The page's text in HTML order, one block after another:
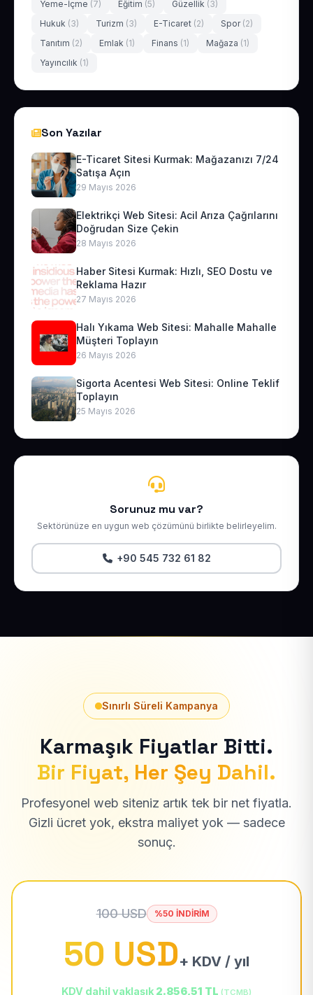
Yeme-İçme (7) Eğitim (5) Güzellik (3)
Hukuk (3) Turizm (3) E-Ticaret (2) Spor (2)
Tanıtım (2) Emlak (1) Finans (1) Mağaza (1)
Yayıncılık (1)
Son Yazılar
E-Ticaret Sitesi Kurmak: Mağazanızı 7/24
Satışa Açın
29 Mayıs 2026
Elektrikçi Web Sitesi: Acil Arıza Çağrılarını
Doğrudan Size Çekin
28 Mayıs 2026
Haber Sitesi Kurmak: Hızlı, SEO Dostu ve
Reklama Hazır
27 Mayıs 2026
Halı Yıkama Web Sitesi: Mahalle Mahalle
Müşteri Toplayın
26 Mayıs 2026
Sigorta Acentesi Web Sitesi: Online Teklif
Toplayın
25 Mayıs 2026
Sorunuz mu var?
Sektörünüze en uygun web çözümünü birlikte belirleyelim.
+90 545 732 61 82
Sınırlı Süreli Kampanya
Karmaşık Fiyatlar Bitti.
Bir Fiyat, Her Şey Dahil.
Profesyonel web siteniz artık tek bir net fiyatla.
Gizli ücret yok, ekstra maliyet yok — sadece
sonuç.
100 USD %50 İNDİRİM
50 USD+ KDV / yıl
KDV dahil yaklaşık 2.856,51 TL (TCMB)